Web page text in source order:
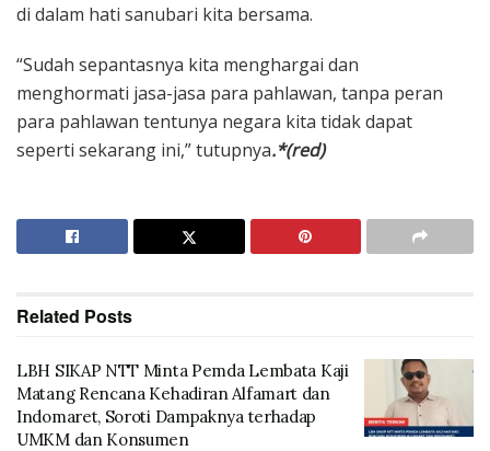
di dalam hati sanubari kita bersama.
“Sudah sepantasnya kita menghargai dan
menghormati jasa-jasa para pahlawan, tanpa peran
para pahlawan tentunya negara kita tidak dapat
seperti sekarang ini,” tutupnya.*(red)
Related Posts
LBH SIKAP NTT Minta Pemda Lembata Kaji
Matang Rencana Kehadiran Alfamart dan
Indomaret, Soroti Dampaknya terhadap
UMKM dan Konsumen